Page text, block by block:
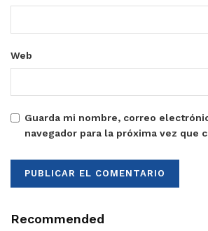
Web
Guarda mi nombre, correo
navegador para la próxima vez que
Recommended